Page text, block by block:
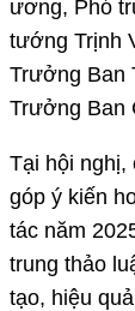
ương, Phó
tướng Trịnh
Trưởng Ban
Trưởng Ban
Tại hội nghị,
góp ý kiến
tác năm
trung thảo
tạo, hiệu